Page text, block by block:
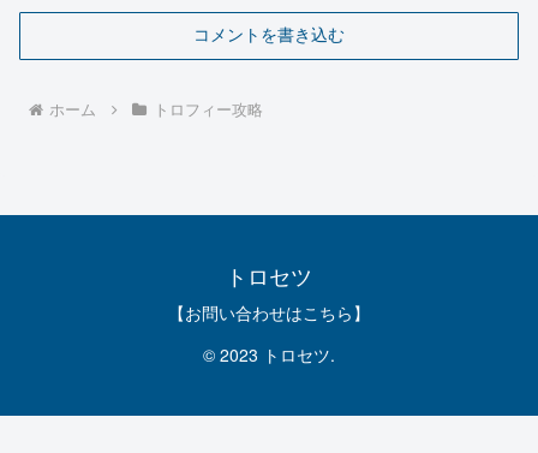
コメントを書き込む
ホーム トロフィー攻略
トロセツ
【お問い合わせはこちら】
© 2023 トロセツ.